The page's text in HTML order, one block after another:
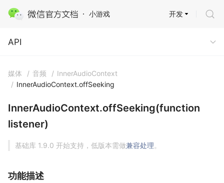
小游戏
API
开发
API
媒体 / 音频 / InnerAudioContext
/ InnerAudioContext.offSeeking
InnerAudioContext.offSeeking(function
listener)
基础库 1.9.0 开始支持，低版本需做兼容处理。
功能描述